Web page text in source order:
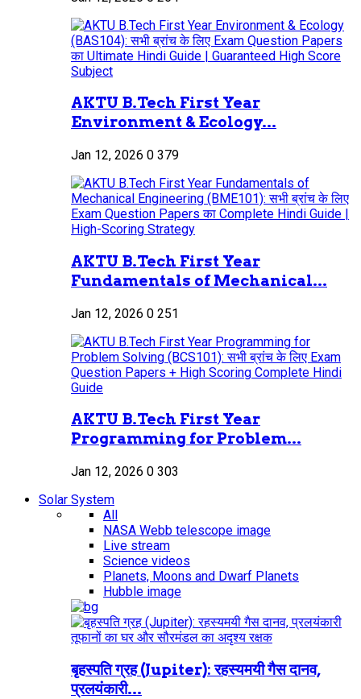
AKTU B.Tech First Year
Environment & Ecology...
Jan 12, 2026 0 379
AKTU B.Tech First Year
Fundamentals of Mechanical...
Jan 12, 2026 0 251
AKTU B.Tech First Year
Programming for Problem...
Jan 12, 2026 0 303
Solar System
All
NASA Webb telescope image
Live stream
Science videos
Planets, Moons and Dwarf Planets
Hubble image
बृहस्पति ग्रह (Jupiter): रहस्यमयी गैस दानव,
प्रलयंकारी...